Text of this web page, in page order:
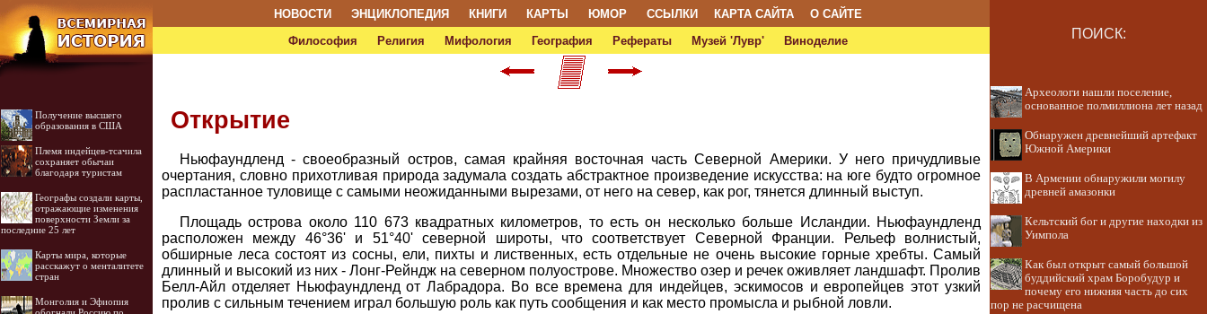
НОВОСТИ ЭНЦИКЛОПЕДИЯ КНИГИ КАРТЫ ЮМОР ССЫЛКИ КАРТА САЙТА
О САЙТЕ
Философия
Религия Мифология География Рефераты Музей 'Лувр' Виноделие ПОИСК:
Получение высшего
образования в США
Племя индейцев-тсачила
сохраняет обычаи
благодаря туристам
Географы создали карты,
отражающие изменения
поверхности Земли за
последние 25 лет
Карты мира, которые
расскажут о менталитете
стран
Монголия и Эфиопия
Открытие
Ньюфаундленд - своеобразный остров, самая крайняя восточная часть Северной Америки. У него причудливые
очертания, словно прихотливая природа задумала создать абстрактное произведение искусства: на юге будто огромное
распластанное туловище с самыми неожиданными вырезами, от него на север, как рог, тянется длинный выступ.
Площадь острова около 110 673 квадратных километров, то есть он несколько больше Исландии. Ньюфаундленд
расположен между 46°36' и 51°40' северной широты, что соответствует Северной Франции. Рельеф волнистый,
обширные леса состоят из сосны, ели, пихты и лиственных, есть отдельные не очень высокие горные хребты. Самый
длинный и высокий из них - Лонг-Рейндж на северном полуострове. Множество озер и речек оживляет ландшафт. Пролив
Белл-Айл отделяет Ньюфаундленд от Лабрадора. Во все времена для индейцев, эскимосов и европейцев этот узкий
пролив с сильным течением играл большую роль как путь сообщения и как место промысла и рыбной ловли.
Археологи нашли поселение,
основанное полмиллиона лет назад
Обнаружен древнейший артефакт
Южной Америки
В Армении обнаружили могилу
древней амазонки
Кельтский бог и другие находки из
Уимпола
Как был открыт самый большой
буддийский храм Боробудур и
почему его нижняя часть до сих
пор не расчищена